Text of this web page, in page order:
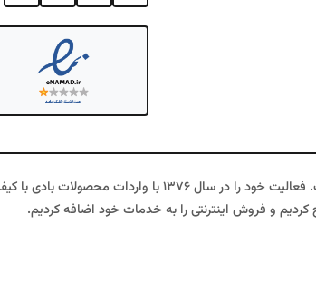
دنیای اینتکس، یک همراه مطمئن برای تجربه‌ای متفاوت و منحصربه‌فرد از خرید محصولات بادی
به یکی از معتبرترین فروشگاه‌های خرید آنلاین محصولات